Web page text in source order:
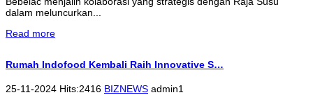
dalam meluncurkan...
Read more
Rumah Indofood Kembali Raih Innovative S…
25-11-2024 Hits:2416 BIZNEWS admin1